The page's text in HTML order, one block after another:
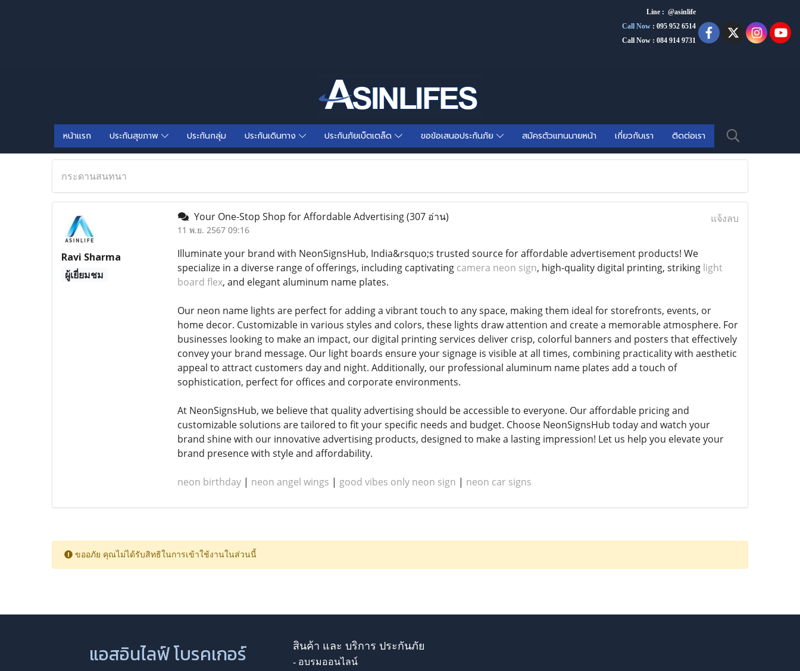
Line : @asinlife
Call Now : 095 952 6514
Call Now : 084 914 9731
หน้าแรก ประกันสุขภาพ ประกันกลุ่ม ประกันเดินทาง ประกันภัยเบ็ตเตล็ด ขอข้อเสนอประกันภัย สมัครตัวแทนนายหน้า เกี่ยวกับเรา ติดต่อเรา
กระดานสนทนา
Ravi Sharma
ผู้เยี่ยมชม
Your One-Stop Shop for Affordable Advertising(307 อ่าน)
11 พ.ย. 2567 09:16
แจ้งลบ
Illuminate your brand with NeonSignsHub, India&rsquo;s trusted source for affordable advertisement products! We
specialize in a diverse range of offerings, including captivating camera neon sign, high-quality digital printing, striking light
board flex, and elegant aluminum name plates.
Our neon name lights are perfect for adding a vibrant touch to any space, making them ideal for storefronts, events, or
home decor. Customizable in various styles and colors, these lights draw attention and create a memorable atmosphere. For
businesses looking to make an impact, our digital printing services deliver crisp, colorful banners and posters that effectively
convey your brand message. Our light boards ensure your signage is visible at all times, combining practicality with aesthetic
appeal to attract customers day and night. Additionally, our professional aluminum name plates add a touch of
sophistication, perfect for offices and corporate environments.
At NeonSignsHub, we believe that quality advertising should be accessible to everyone. Our affordable pricing and
customizable solutions are tailored to fit your specific needs and budget. Choose NeonSignsHub today and watch your
brand shine with our innovative advertising products, designed to make a lasting impression! Let us help you elevate your
brand presence with style and affordability.
neon birthday| neon angel wings | good vibes only neon sign | neon car signs
ขออภัย คุณไม่ได้รับสิทธิในการเข้าใช้งานในส่วนนี้
แอสอินไลฟ์ โบรคเกอร์ สินค้า และ บริการ ประกันภัย
- อบรมออนไลน์